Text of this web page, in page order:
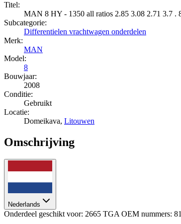
Titel:
MAN 8 HY - 1350 all ratios 2.85 3.08 2.71 3.7 .
Subcategorie:
Differentielen vrachtwagen onderdelen
Merk:
MAN
Model:
8
Bouwjaar:
2008
Conditie:
Gebruikt
Locatie:
Domeikava, Litouwen
Omschrijving
Nederlands
Onderdeel geschikt voor: 2665 TGA OEM nummers: